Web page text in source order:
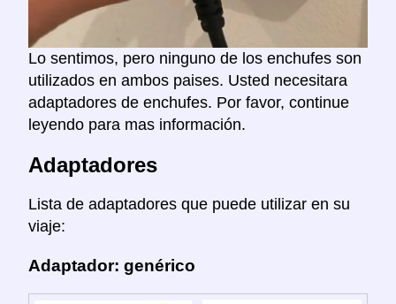
Lo sentimos, pero ninguno de los enchufes son
utilizados en ambos paises. Usted necesitara
adaptadores de enchufes. Por favor, continue
leyendo para mas información.
Adaptadores
Lista de adaptadores que puede utilizar en su
viaje:
Adaptador: genérico